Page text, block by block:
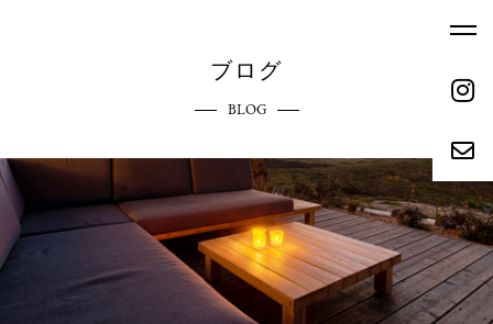
ホーム
HOME
エクステリアへのこだわり
COMMITMENT
参考価格
ブログ
BLOG